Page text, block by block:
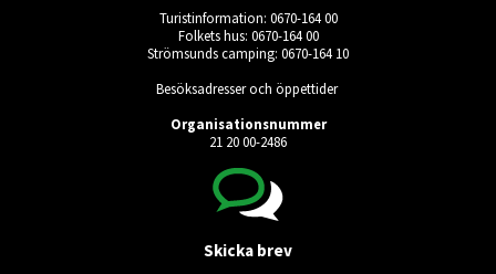
Turistinformation: 0670-164 00
Folkets hus: 0670-164 00
Strömsunds camping: 0670-164 10
Besöksadresser och öppettider
Organisationsnummer
21 20 00-2486
Skicka brev